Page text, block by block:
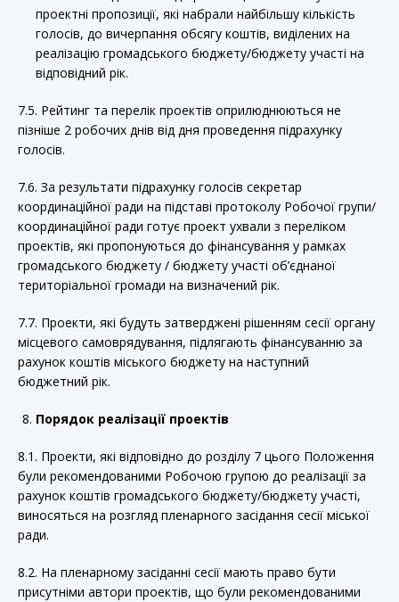
проектні пропозиції, які набрали найбільшу кількість
голосів, до вичерпання обсягу коштів, виділених на
реалізацію громадського бюджету/бюджету участі на
відповідний рік.
7.5. Рейтинг та перелік проектів оприлюднюються не
пізніше 2 робочих днів від дня проведення підрахунку
голосів.
7.6. За результати підрахунку голосів секретар
координаційної ради на підставі протоколу Робочої групи/
координаційної ради готує проект ухвали з переліком
проектів, які пропонуються до фінансування у рамках
громадського бюджету / бюджету участі об’єднаної
територіальної громади на визначений рік.
7.7. Проекти, які будуть затверджені рішенням сесії органу
місцевого самоврядування, підлягають фінансуванню за
рахунок коштів міського бюджету на наступний
бюджетний рік.
Порядок реалізації проектів
8.1. Проекти, які відповідно до розділу 7 цього Положення
були рекомендованими Робочою групою до реалізації за
рахунок коштів громадського бюджету/бюджету участі,
виносяться на розгляд пленарного засідання сесії міської
ради.
8.2. На пленарному засіданні сесії мають право бути
присутніми автори проектів, що були рекомендованими